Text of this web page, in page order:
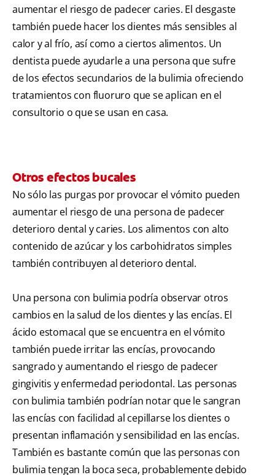
aumentar el riesgo de padecer caries. El desgaste
también puede hacer los dientes más sensibles al
calor y al frío, así como a ciertos alimentos. Un
dentista puede ayudarle a una persona que sufre
de los efectos secundarios de la bulimia ofreciendo
tratamientos con fluoruro que se aplican en el
consultorio o que se usan en casa.
Otros efectos bucales
No sólo las purgas por provocar el vómito pueden
aumentar el riesgo de una persona de padecer
deterioro dental y caries. Los alimentos con alto
contenido de azúcar y los carbohidratos simples
también contribuyen al deterioro dental.
Una persona con bulimia podría observar otros
cambios en la salud de los dientes y las encías. El
ácido estomacal que se encuentra en el vómito
también puede irritar las encías, provocando
sangrado y aumentando el riesgo de padecer
gingivitis y enfermedad periodontal. Las personas
con bulimia también podrían notar que le sangran
las encías con facilidad al cepillarse los dientes o
presentan inflamación y sensibilidad en las encías.
También es bastante común que las personas con
bulimia tengan la boca seca, probablemente debido